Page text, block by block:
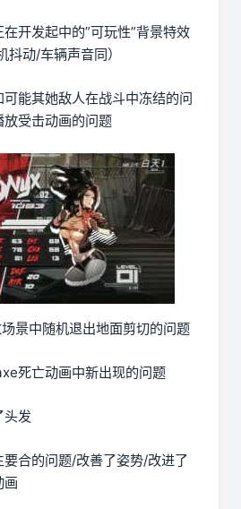
开发起中的”可玩性”背景特效
动/车辆声音同）
能其她敌人在战斗中冻结的问
受击动画的问题
景中随机退出地面剪切的问题
死亡动画中新出现的问题
头发
合的问题/改善了姿势/改进了
画